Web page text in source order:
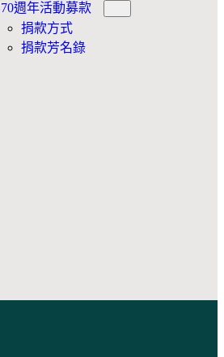
70週年活動募款
捐款方式
捐款芳名錄